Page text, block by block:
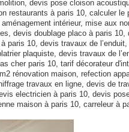
devis pose cloison
restaurants à paris 10, calculer le
intérieur, mise aux
devis doublage placo à paris 10,
paris 10, devis travaux de
plaquiste, devis travaux de
cher paris 10, tarif décorateur
rénovation maison, refection
travaux en ligne, devis de
electricien à paris 10, devis
maison à paris 10, carreleur à